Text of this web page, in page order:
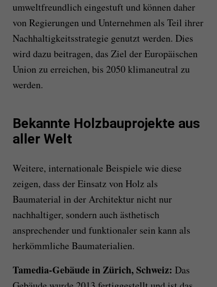
umweltfreundlich eingestuft und können daher
von Regierungen und Unternehmen als Teil ihrer
Nachhaltigkeitsstrategie genutzt werden. Dies
wird dazu beitragen, das Ziel der Europäischen
Union zu erreichen, bis 2050 klimaneutral zu
werden.
Bekannte Holzbauprojekte aus
aller Welt
Weitere, internationale Beispiele wie diese
zeigen, dass der Einsatz von Holz als
Baumaterial in der Architektur nicht nur
nachhaltiger, sondern auch ästhetisch
ansprechender und funktionaler sein kann als
herkömmliche Baumaterialien.
Tamedia-Gebäude in Zürich, Schweiz: Das